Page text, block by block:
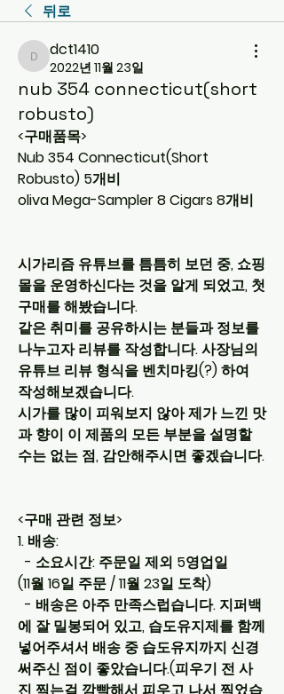
뒤로
dct1410
dct1410
2022년 11월 23일
nub 354 connecticut(short
robusto)
<구매품목>
Nub 354 Connecticut(Short
Robusto) 5개비
oliva Mega-Sampler 8 Cigars 8개비
시가리즘 유튜브를 틈틈히 보던 중, 쇼핑
몰을 운영하신다는 것을 알게 되었고, 첫
구매를 해봤습니다.
같은 취미를 공유하시는 분들과 정보를
나누고자 리뷰를 작성합니다. 사장님의
유튜브 리뷰 형식을 벤치마킹(?) 하여
작성해보겠습니다.
시가를 많이 피워보지 않아 제가 느낀 맛
과 향이 이 제품의 모든 부분을 설명할
수는 없는 점, 감안해주시면 좋겠습니다.
<구매 관련 정보>
1. 배송:
  - 소요시간: 주문일 제외 5영업일
(11월 16일 주문 / 11월 23일 도착)
에 잘 밀봉되어 있고, 습도유지제를 함께
넣어주셔서 배송 중 습도유지까지 신경
써주신 점이 좋았습니다.(피우기 전 사